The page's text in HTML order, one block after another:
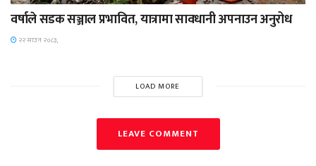
वर्षाले सडक सञ्जाल प्रभावित, यात्रामा सावधानी अपनाउन अनुरोध
२२ साउन २०८३,
LOAD MORE
LEAVE COMMENT